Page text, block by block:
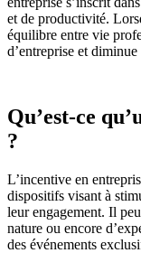
et de productivité.
équilibre entre vie
d’entreprise et
Qu’est-ce
?
L’incentive en
dispositifs visant à
leur engagement. Il
nature ou encore
des événements